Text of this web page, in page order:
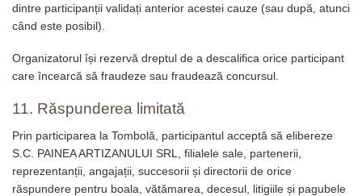
dintre participanții validați anterior acestei cauze (sau după, atunci
când este posibil).
Organizatorul își rezervă dreptul de a descalifica orice participant
care încearcă să fraudeze sau fraudează concursul.
11. Răspunderea limitată
Prin participarea la Tombolă, participantul acceptă să elibereze
S.C. PAINEA ARTIZANULUI SRL, filialele sale, partenerii,
reprezentanții, angajații, succesorii și directorii de orice
răspundere pentru boala, vătămarea, decesul, litigiile și pagubele